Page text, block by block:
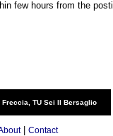
few hours from the
Freccia, TU Sei Il Bersaglio
| Contact